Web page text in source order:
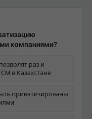
компаниями?
раз и
в Казахстане
приватизированы